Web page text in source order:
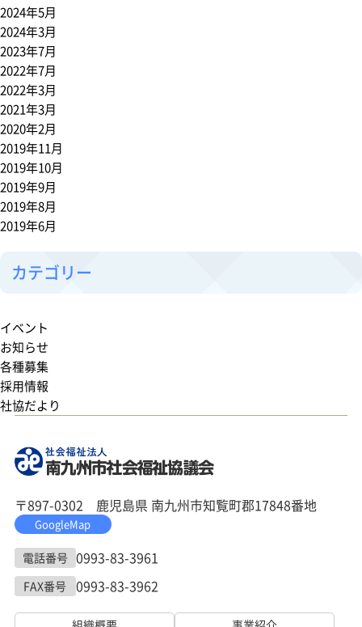
2024年5月
2024年3月
2023年7月
2022年7月
2022年3月
2021年3月
2020年2月
2019年11月
2019年10月
2019年9月
2019年8月
2019年6月
カテゴリー
イベント
お知らせ
各種募集
採用情報
社協だより
〒897-0302 鹿児島県 南九州市知覧町郡17848番地
GoogleMap
電話番号 0993-83-3961
FAX番号 0993-83-3962